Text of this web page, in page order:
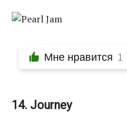
Мне нравится 1
14. Journey